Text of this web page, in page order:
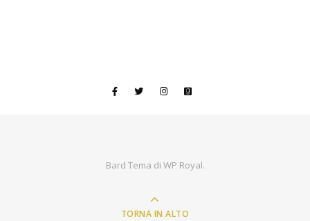
Bard Tema di WP Royal.
TORNA IN ALTO